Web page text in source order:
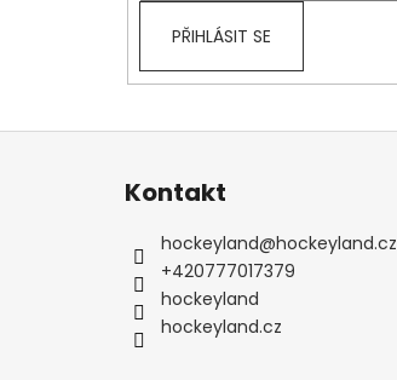
PŘIHLÁSIT SE
Kontakt
hockeyland@hockeyland.cz
+420777017379
hockeyland
hockeyland.cz